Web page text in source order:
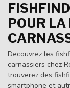
POUR LA
Decouvrez les
carnassiers chez
trouverez des
smartphone et